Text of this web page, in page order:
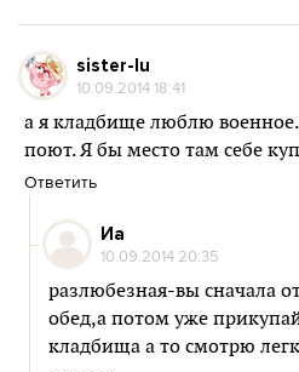
sister-lu
10.09.2014 18:41
а я кладбище люблю
поют. Я бы место там себе
Ответить
Иа
10.09.2014 20:35
разлюбезная-вы сначала
обед,а потом уже
кладбища а то смотрю